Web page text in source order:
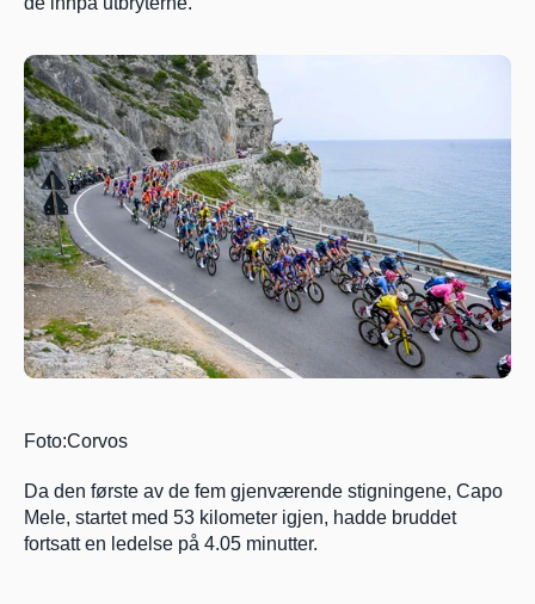
Foto:Corvos
Da den første av de fem gjenværende stigningene, Capo
Mele, startet med 53 kilometer igjen, hadde bruddet
fortsatt en ledelse på 4.05 minutter.